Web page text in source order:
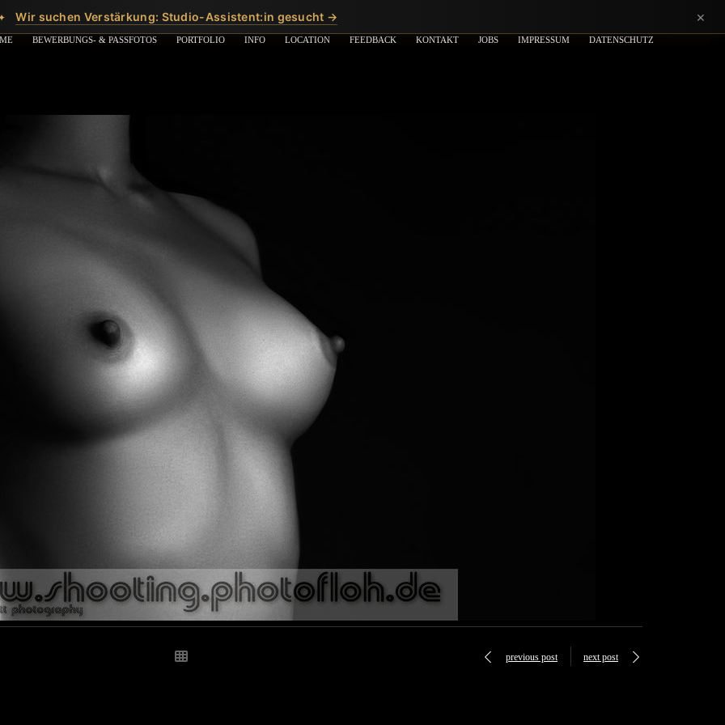
BEWERBUNGS- & PASSFOTOS PORTFOLIO INFO LOCATION FEEDBACK KONTAKT JOBS IMPRESSUM DATENSCHUTZ
previous post next post
Wir suchen Verstärkung: Studio-Assistent:in gesucht → ×